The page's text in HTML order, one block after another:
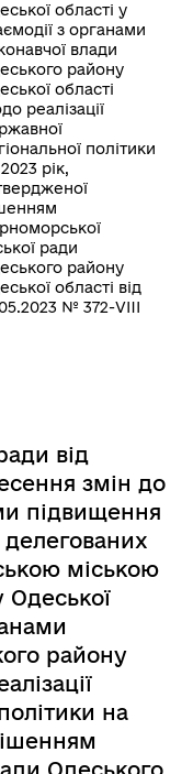
області у
з органами
влади
району
області
реалізації
політики
рік,
ради
району
області від
№ 372-VIII
від
змін до
підвищення
міською
району
на